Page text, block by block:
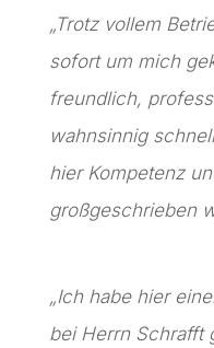
„Trotz vollem
sofort um mich
freundlich,
wahnsinnig
hier Kompetenz
großgeschrieben
„Ich habe hier
bei Herrn Schrafft